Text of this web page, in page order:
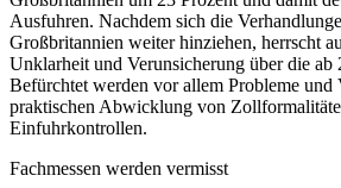
Ausfuhren. Nachdem sich die
Großbritannien weiter hinziehen, herrscht
Unklarheit und Verunsicherung über die ab
Befürchtet werden vor allem Probleme und
praktischen Abwicklung von
Einfuhrkontrollen.
Fachmessen werden vermisst